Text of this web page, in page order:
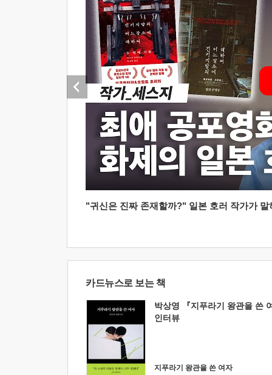
"귀신은 진짜 존재할까?" 일본 호러 작가가
카드뉴스로 보는 책
박상영 『지푸라기 왕관을 쓴
인터뷰
지푸라기 왕관을 쓴 여자